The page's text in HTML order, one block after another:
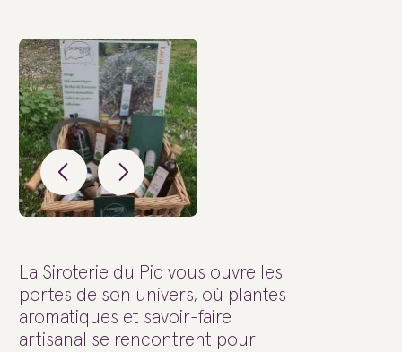
La Siroterie du Pic vous ouvre les
portes de son univers, où plantes
aromatiques et savoir-faire
artisanal se rencontrent pour